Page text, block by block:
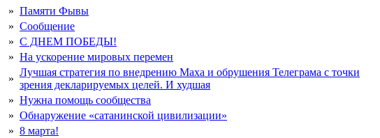
» Памяти Фывы
» Сообщение
» С ДНЕМ ПОБЕДЫ!
» На ускорение мировых перемен
»
Лучшая стратегия по внедрению Маха и обрушения Телеграма с точки
зрения декларируемых целей. И худшая
» Нужна помощь сообщества
» Обнаружение «сатанинской цивилизации»
» 8 марта!